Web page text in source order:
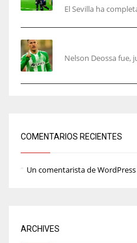
El Sevilla ha
Nelson Deossa fue,
COMENTARIOS RECIENTES
Un comentarista de WordPress
ARCHIVES